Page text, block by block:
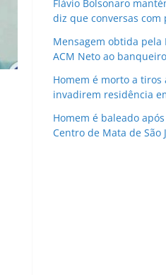
Flávio Bolsonaro
diz que conversas
Mensagem obtida pela
ACM Neto ao
Homem é morto a tiros
invadirem residência
Homem é baleado
Centro de Mata de São